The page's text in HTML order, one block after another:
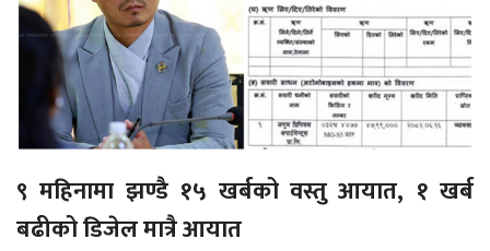
९ महिनामा झण्डै १५ खर्बको वस्तु आयात, १ खर्ब
बढीको डिजेल मात्रै आयात